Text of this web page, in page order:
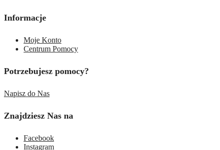
Informacje
Moje Konto
Centrum Pomocy
Potrzebujesz pomocy?
Napisz do Nas
Znajdziesz Nas na
Facebook
Instagram